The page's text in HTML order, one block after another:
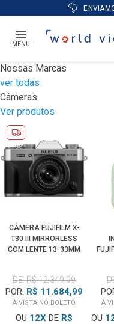
ATÉ 12XE
MENU
Nossas Marcas
ver todas
Câmeras
Ver produtos
CÂMERA FUJIFILM X-
T30 III MIRRORLESS
COM LENTE 13-33MM
DE: R$ 12.349,99
POR: R$ 11.684,99
À VISTA NO BOLETO
OU 12X DE R$
À
OU